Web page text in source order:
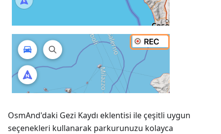
OsmAnd'daki Gezi Kaydı eklentisi ile çeşitli uygun
seçenekleri kullanarak parkurunuzu kolayca